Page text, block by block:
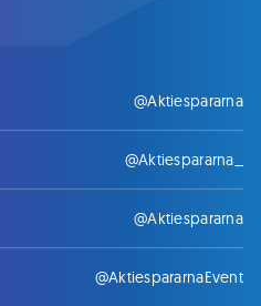
@Aktiespararna
@Aktiespararna_
@Aktiespararna
@AktiespararnaEvent